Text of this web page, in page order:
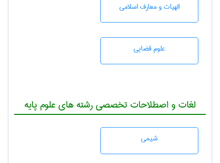
الهیات و معارف اسلامی
علوم قضایی
لغات و اصطلاحات تخصصی رشته های علوم پایه
شيمی